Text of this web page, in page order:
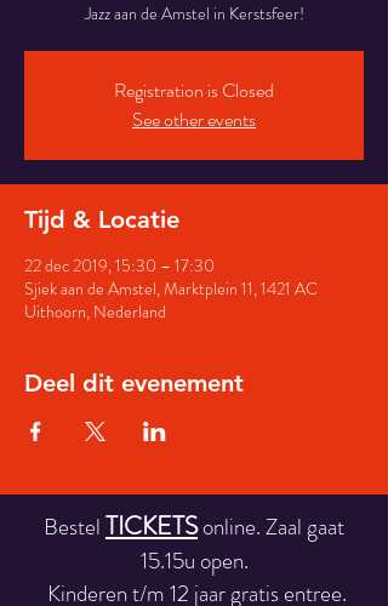
Jazz aan de Amstel in Kerstsfeer!
Registration is Closed
See other events
Tijd & Locatie
22 dec 2019, 15:30 – 17:30
Sjiek aan de Amstel, Marktplein 11, 1421 AC
Uithoorn, Nederland
Deel dit evenement
BestelTICKETSonline. Zaal gaat
15.15u open.
Kinderen t/m 12 jaar gratis entree.